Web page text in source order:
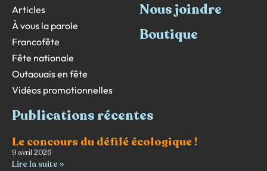
Articles
À vous la parole
Francofête
Fête nationale
Outaouais en fête
Vidéos promotionnelles
Nous joindre
Boutique
Publications récentes
Le concours du défilé écologique !
9 avril 2026
Lire la suite »